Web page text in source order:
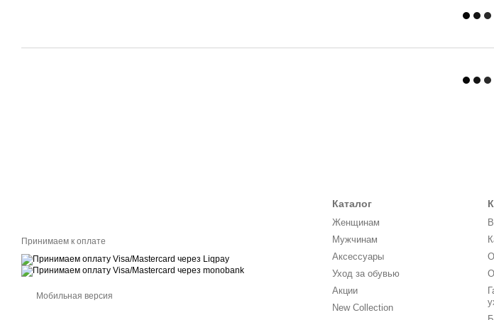
Принимаем к оплате
Мобильная версия
Каталог
Женщинам
Мужчинам
Аксессуары
Уход за обувью
Акции
New Collection